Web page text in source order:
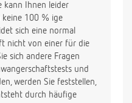
kann Ihnen leider
keine 100 % ige
sich eine normal
nicht von einer für die
sich andere Fragen
und
werden Sie feststellen,
durch häufige